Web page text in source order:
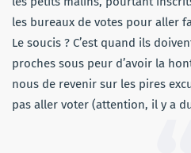
les bureaux de votes pour aller
Le soucis ? C’est quand ils
proches sous peur d’avoir la
nous de revenir sur les pires
pas aller voter (attention, il y a